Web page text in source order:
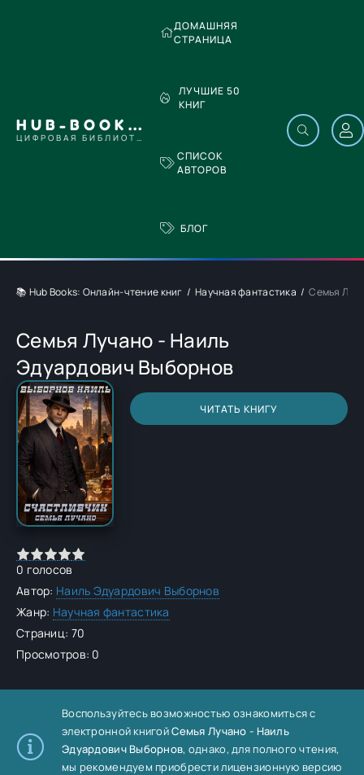
HUB-BOOKS.COM
ЦИФРОВАЯ БИБЛИОТЕКА
ДОМАШНЯЯ
СТРАНИЦА
ЛУЧШИЕ 50
КНИГ
СПИСОК
АВТОРОВ
БЛОГ
📚 Hub Books: Онлайн-чтение книг Научная фантастика Семья
Семья Лучано - Наиль
Эдуардович Выборнов
ЧИТАТЬ КНИГУ
0 голосов
Автор: Наиль Эдуардович Выборнов
Жанр: Научная фантастика
Страниц: 70
Просмотров: 0
Воспользуйтесь возможностью ознакомиться с
электронной книгойСемья Лучано - Наиль
Эдуардович Выборнов, однако, для полного чтения,
мы рекомендуем приобрести лицензионную версию